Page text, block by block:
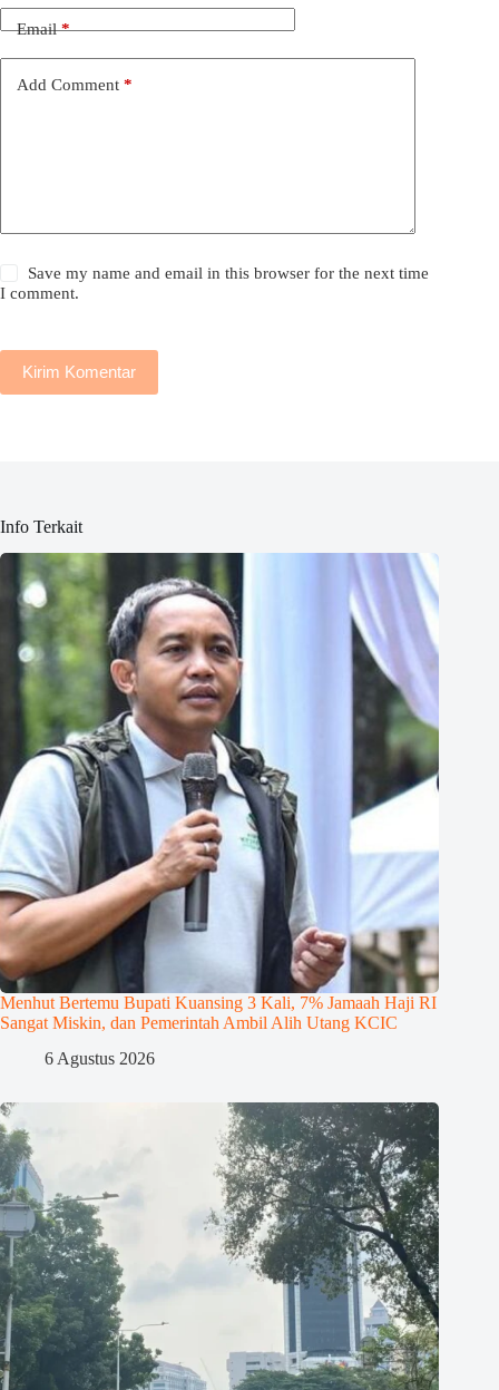
Email*
Add Comment *
Save my name and email in this browser for the next time
I comment.
Kirim Komentar
Info Terkait
Menhut Bertemu Bupati Kuansing 3 Kali, 7% Jamaah Haji RI
Sangat Miskin, dan Pemerintah Ambil Alih Utang KCIC
6 Agustus 2026